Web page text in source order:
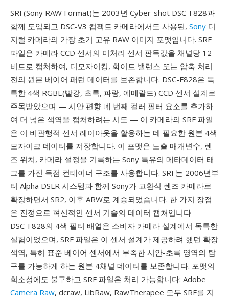
SRF(Sony RAW Format)는 2003년 Cyber-shot DSC-F828과
함께 도입되고 DSC-V3 컴팩트 카메라에서도 사용된, Sony 디
지털 카메라의 가장 초기 고유 RAW 이미지 포맷입니다. SRF
파일은 카메라 CCD 센서의 미처리 센서 판독값을 채널당 12
비트로 캡처하여, 디모자이킹, 화이트 밸런스 또는 압축 처리
전의 원본 베이어 패턴 데이터를 보존합니다. DSC-F828은 독
특한 4색 RGBE(빨강, 초록, 파랑, 에메랄드) CCD 센서 설계로
주목받았으며 — 시안 편향 네 번째 컬러 필터 요소를 추가하
여 더 넓은 색역을 캡처하려는 시도 — 이 카메라의 SRF 파일
은 이 비관행적 센서 레이아웃을 활용하는 데 필요한 원본 4색
모자이크 데이터를 저장합니다. 이 포맷은 노출 매개변수, 렌
즈 위치, 카메라 설정을 기록하는 Sony 특유의 메타데이터 태
그를 가진 독점 컨테이너 구조를 사용합니다. SRF는 2006년부
터 Alpha DSLR 시스템과 함께 Sony가 교환식 렌즈 카메라로
확장하면서 SR2, 이후 ARW로 계승되었습니다. 한 가지 장점
은 진정으로 혁신적인 센서 기술의 데이터 캡처입니다 —
DSC-F828의 4색 필터 배열은 소비자 카메라 설계에서 독특한
실험이었으며, SRF 파일은 이 센서 설계가 제공하려 했던 확장
색역, 특히 표준 베이어 센서에서 부족한 시안-초록 영역의 탐
구를 가능하게 하는 원본 4채널 데이터를 보존합니다. 포맷의
희소성에도 불구하고 SRF 파일은 처리 가능합니다: Adobe
Camera Raw, dcraw, LibRaw, RawTherapee 모두 SRF를 지